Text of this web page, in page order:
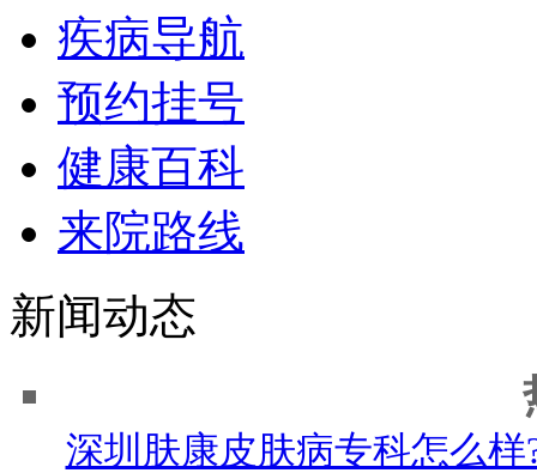
疾病导航
预约挂号
健康百科
来院路线
新闻动态
深圳肤康皮肤病专科怎么样